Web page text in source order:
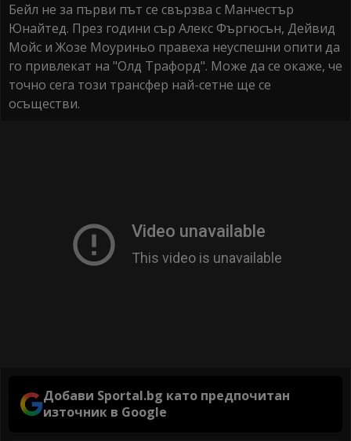
Бейл не за първи път се свързва с Манчестър
Юнайтед. През години сър Алекс Фъргюсън, Дейвид
Мойс и Жозе Моуриньо правеха неуспешни опити да
го привлекат на "Олд Трафорд". Може да се окаже, че
точно сега този трансфер най-сетне ще се
осъществи.
Добави Sportal.bg като предпочитан
източник в Google